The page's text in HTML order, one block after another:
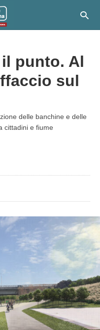
punto. Al
sul
delle banchine e delle
cittadini e fiume